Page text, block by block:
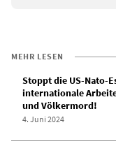
MEHR LESEN
Stoppt die US-Nato-
internationale
und Völkermord!
4. Juni 2024